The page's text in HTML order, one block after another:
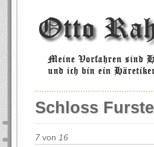
Schloss
7 von 16